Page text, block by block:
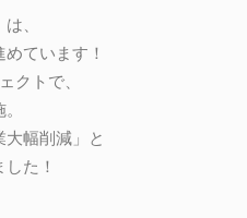
、
ています！
クトで、
幅削減」と
た！